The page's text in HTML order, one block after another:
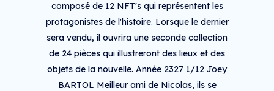
composé de 12 NFT's qui représentent les
protagonistes de l'histoire. Lorsque le dernier
sera vendu, il ouvrira une seconde collection
de 24 pièces qui illustreront des lieux et des
objets de la nouvelle. Année 2327 1/12 Joey
BARTOL Meilleur ami de Nicolas, ils se